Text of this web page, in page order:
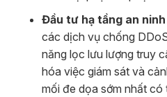
Đầu tư hạ tầng an ninh
các dịch vụ chống
năng lọc lưu lượng truy
hóa việc giám sát và
mối đe dọa sớm nhất có